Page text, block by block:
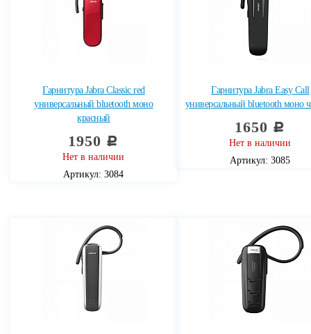
Гарнитура Jabra Classic red
универсальный bluetooth моно
красный
1950 c
Нет в наличии
Артикул: 3084
Гарнитура Jabra Easy Call
универсальный bluetooth моно
1650 c
Нет в наличии
Артикул: 3085